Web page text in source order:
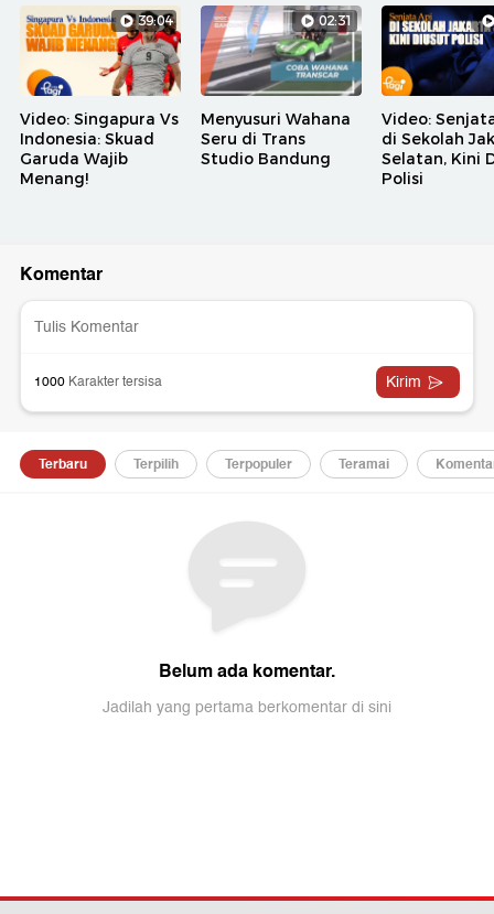
39:04
Video: Singapura Vs
Indonesia: Skuad
Garuda Wajib
Menang!
02:31
Menyusuri Wahana
Seru di Trans
Studio Bandung
Video:
di Sekolah
Selatan, Kini
Polisi